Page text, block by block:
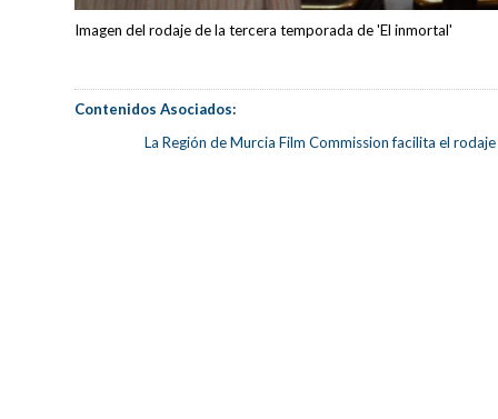
Imagen del rodaje de la tercera temporada de 'El inmortal'
Contenidos Asociados:
La Región de Murcia Film Commission facilita el